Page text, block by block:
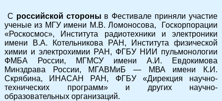
С российской стороны в Фестивале приняли участие
ученые из МГУ имени М.В. Ломоносова, Госкорпорации
«Роскосмос», Института радиотехники и электроники
имени В.А. Котельникова РАН, Института физической
химии и электрохимии РАН, ФГБУ НИИ пульмонологии
ФМБА России, МГМСУ имени А.И. Евдокимова
Минздрава России, МГАВМиБ — МВА имени К.И.
Скрябина, ИНАСАН РАН, ФГБУ «Дирекция научно-
технических программ» и других научно-
образовательных организаций.